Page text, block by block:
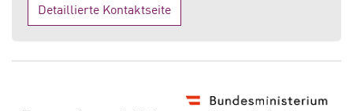
Detaillierte Kontaktseite